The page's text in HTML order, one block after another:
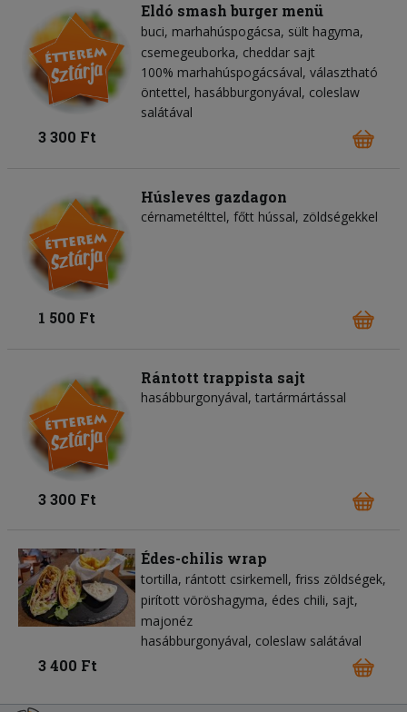
Eldó smash burger menü
buci marhahúspogácsa sült hagyma
csemegeuborka cheddar sajt
100% marhahúspogácsával, választható
öntettel, hasábburgonyával, coleslaw
salátával
3 300 Ft
Húsleves gazdagon
cérnametélttel, főtt hússal, zöldségekkel
1 500 Ft
Rántott trappista sajt
hasábburgonyával, tartármártással
3 300 Ft
Édes-chilis wrap
tortilla rántott csirkemell friss zöldségek
pirított vöröshagyma édes chili sajt
majonéz
hasábburgonyával, coleslaw salátával
3 400 Ft